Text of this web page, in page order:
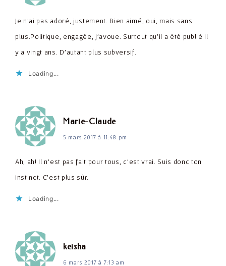
Je n'ai pas adoré, justement. Bien aimé, oui, mais sans
plus.Politique, engagée, j'avoue. Surtout qu'il a été publié il
y a vingt ans. D'autant plus subversif.
Loading...
Marie-Claudedit :
5 mars 2017 à 11:48 pm
Ah, ah! Il n'est pas fait pour tous, c'est vrai. Suis donc ton
instinct. C'est plus sûr.
Loading...
keisha
6 mars 2017 à 7:13 am